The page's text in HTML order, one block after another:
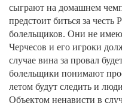
сыграют на домашнем
предстоит биться за
болельщиков. Они не
Черчесов и его игроки
случае вина за провал
болельщики понимают
летом будут следить и
Объектом ненависти в